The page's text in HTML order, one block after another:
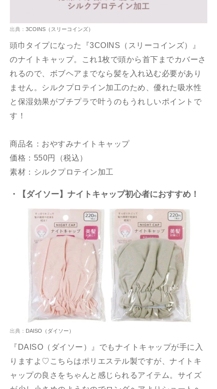
出典： 3COINS（スリーコインズ）
頭巾タイプになった『3COINS（スリーコインズ）』
のナイトキャップ。これ1枚で頭から首下までカバーさ
れるので、ボブヘアまでなら髪を入れ込む必要があり
ません。シルクプロテイン加工のため、優れた吸水性
と保湿効果がプチプラで叶うのもうれしいポイントで
す！
商品名：おやすみナイトキャップ
価格：550円（税込）
素材：シルクプロテイン加工
・【ダイソー】ナイトキャップ初心者におすすめ！
出典： DAISO（ダイソー）
『DAISO（ダイソー）』でもナイトキャップが手に入
りますよ♡こちらはポリエステル製ですが、ナイトキ
ャップの良さをちゃんと感じられるアイテム。サイズ